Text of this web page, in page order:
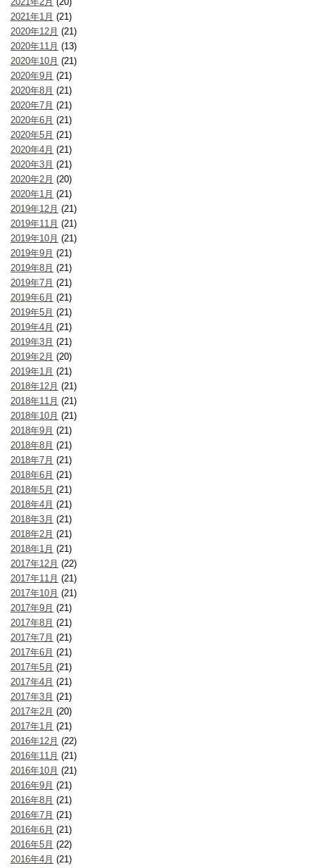
2021年1月 (21)
2020年12月 (21)
2020年11月 (13)
2020年10月 (21)
2020年9月 (21)
2020年8月 (21)
2020年7月 (21)
2020年6月 (21)
2020年5月 (21)
2020年4月 (21)
2020年3月 (21)
2020年2月 (20)
2020年1月 (21)
2019年12月 (21)
2019年11月 (21)
2019年10月 (21)
2019年9月 (21)
2019年8月 (21)
2019年7月 (21)
2019年6月 (21)
2019年5月 (21)
2019年4月 (21)
2019年3月 (21)
2019年2月 (20)
2019年1月 (21)
2018年12月 (21)
2018年11月 (21)
2018年10月 (21)
2018年9月 (21)
2018年8月 (21)
2018年7月 (21)
2018年6月 (21)
2018年5月 (21)
2018年4月 (21)
2018年3月 (21)
2018年2月 (21)
2018年1月 (21)
2017年12月 (22)
2017年11月 (21)
2017年10月 (21)
2017年9月 (21)
2017年8月 (21)
2017年7月 (21)
2017年6月 (21)
2017年5月 (21)
2017年4月 (21)
2017年3月 (21)
2017年2月 (20)
2017年1月 (21)
2016年12月 (22)
2016年11月 (21)
2016年10月 (21)
2016年9月 (21)
2016年8月 (21)
2016年7月 (21)
2016年6月 (21)
2016年5月 (22)
2016年4月 (21)